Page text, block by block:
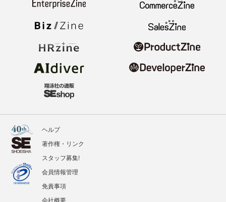
ヘルプ
著作権・リンク
スタッフ募集!
会員情報管理
免責事項
会社概要